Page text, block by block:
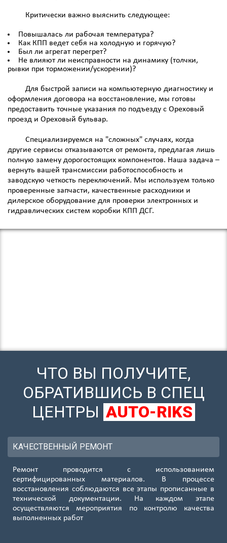
Критически важно выяснить следующее:
Повышалась ли рабочая температура?
Как КПП ведет себя на холодную и горячую?
Был ли агрегат перегрет?
Не влияют ли неисправности на динамику (толчки,
рывки при торможении/ускорении)?
Для быстрой записи на компьютерную диагностику и
оформления договора на восстановление, мы готовы
предоставить точные указания по подъезду с Ореховый
проезд и Ореховый бульвар.
Специализируемся на "сложных" случаях, когда
другие сервисы отказываются от ремонта, предлагая лишь
полную замену дорогостоящих компонентов. Наша задача –
вернуть вашей трансмиссии работоспособность и
заводскую четкость переключений. Мы используем только
проверенные запчасти, качественные расходники и
дилерское оборудование для проверки электронных и
гидравлических систем коробки КПП ДСГ.
ЧТО ВЫ ПОЛУЧИТЕ,
ОБРАТИВШИСЬ В СПЕЦ
ЦЕНТРЫ AUTO-RIKS
КАЧЕСТВЕННЫЙ РЕМОНТ
Ремонт проводится с использованием
сертифицированных материалов. В процессе
восстановления соблюдаются все этапы прописанные в
технической документации. На каждом этапе
осуществляются мероприятия по контролю качества
выполненных работ